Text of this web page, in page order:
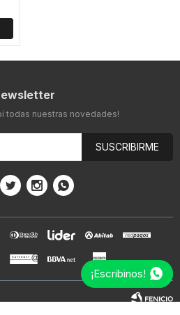
todas nuestras novedades!
SUSCRIBIRME
  
¡Escribinos!